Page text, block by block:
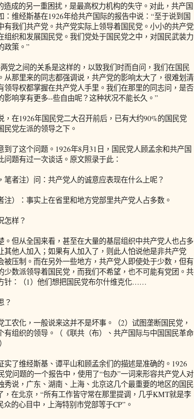
成的另一重困扰，是最高权力机构的失守。对此，共产国
维经斯基在1926年给共产国际的报告中说：“至于说到国
有我们共产党。共产党实际上领导着国民党。小小的共产党
组织和发展国民党。我们党处于国民党之中，对国民武装力
政策。”
之间的关系是这样的，以致我们时而自问，我们在国民
从那里来的同志都强调说，共产党的影响太大了，很难划清
领导权都掌握在共产党人手里。我们在那里的同志问，是否
影响享有更多--些自由呢？这种状况不能长久。”
在1926年国民党二大召开前后，已有大约90%的国民党
党左派的领导之下。
了这个问题。1926年8月31日，国民党人顾孟余和共产国
题有过一次谈话。原文照录于此：
者注）问：共产党人的诚意应表现在什么上呢？
）：事实上在省里和地方党部里共产党人占多数。
样？
但从全国来看，甚至在大量的基层组织中共产党人也占多
其他人加入；如果有人加入了，则此人怕说他是非共产党
被压制。而在另外一些地方，共产党人即使处于少数，但有
少数派领导着国民党，而我们不希望，也不可能有党团。共
针：（1）他们想把国民党布尔什维克化……
？
农化，一般说来这并不是坏事。（2）试图垄断国民党，
有组织的领导。（《联共（布）、共产国际与中国国民革命
了维经斯基、谭平山和顾孟余们的描述是准确的。1926
党问题的一个报告中，使用了“包办”一词来形容共产党人对
秀说，广东、湖南、上海、北京这几个最重要的地区的国民
，在北京，“所有工作皆守常在那里提调，几乎KMT就是李
的心目中，上海特别市党部等于CP”。